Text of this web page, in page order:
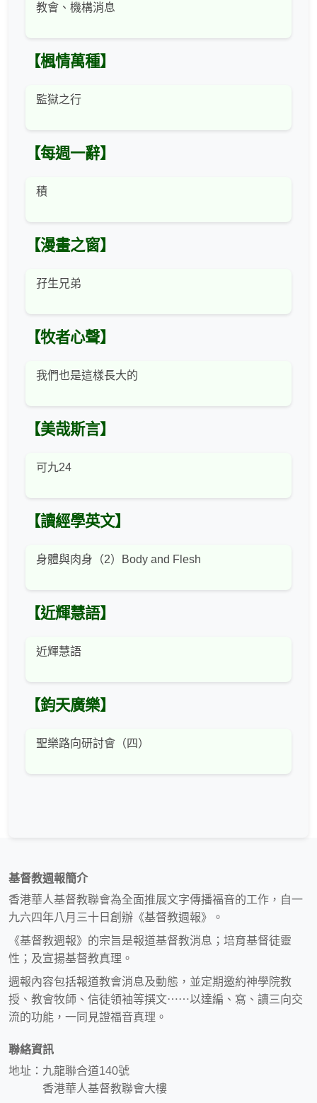
教會、機構消息
【楓情萬種】
監獄之行
【每週一辭】
積
【漫畫之窗】
孖生兄弟
【牧者心聲】
我們也是這樣長大的
【美哉斯言】
可九24
【讀經學英文】
身體與肉身（2）Body and Flesh
【近輝慧語】
近輝慧語
【鈞天廣樂】
聖樂路向研討會（四）
基督教週報簡介
香港華人基督教聯會為全面推展文字傳播福音的工作，自一
九六四年八月三十日創辦《基督教週報》。
《基督教週報》的宗旨是報道基督教消息；培育基督徒靈
性；及宣揚基督教真理。
週報內容包括報道教會消息及動態，並定期邀約神學院教
授、教會牧師、信徒領袖等撰文⋯⋯以達編、寫、讀三向交
流的功能，一同見證福音真理。
聯絡資訊
地址：九龍聯合道140號
香港華人基督教聯會大樓